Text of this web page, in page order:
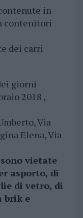
in
contenitori
dei carri
giorni
2018 ,
Via
Elena, Via
sono vietate
asporto, di
di vetro, di
brik e